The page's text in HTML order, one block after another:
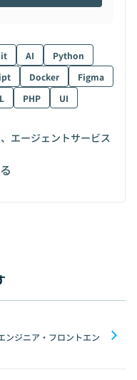
AI
Python
Docker
Figma
PHP
UI
エージェントサービス
ンジニア・フロントエン